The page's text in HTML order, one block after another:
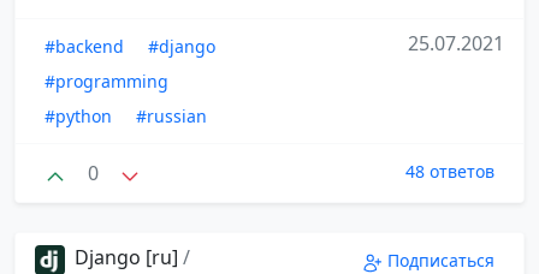
#backend
#django
#programming
#python
#russian
25.07.2021
0 48 ответов
Django [ru] /
Подписаться